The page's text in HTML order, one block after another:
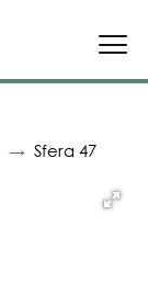
Sfera 47